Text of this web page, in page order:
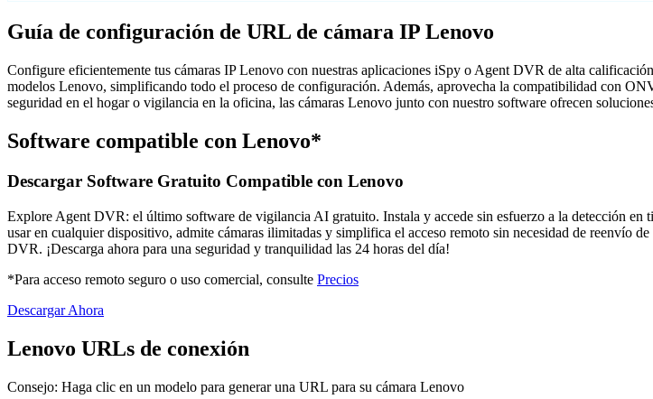
Guía de configuración de URL de cámara IP Lenovo
Configure eficientemente tus cámaras IP Lenovo con nuestras aplicaciones iSpy o Agent DVR de alta
modelos Lenovo, simplificando todo el proceso de configuración. Además, aprovecha la compatibilidad con
seguridad en el hogar o vigilancia en la oficina, las cámaras Lenovo junto con nuestro software ofrecen
Software compatible con Lenovo*
Descargar Software Gratuito Compatible con Lenovo
Explore Agent DVR: el último software de vigilancia AI gratuito. Instala y accede sin esfuerzo a la detección en
usar en cualquier dispositivo, admite cámaras ilimitadas y simplifica el acceso remoto sin necesidad de reenvío
DVR. ¡Descarga ahora para una seguridad y tranquilidad las 24 horas del día!
*Para acceso remoto seguro o uso comercial, consulte Precios
Descargar Ahora
Lenovo URLs de conexión
Consejo: Haga clic en un modelo para generar una URL para su cámara Lenovo